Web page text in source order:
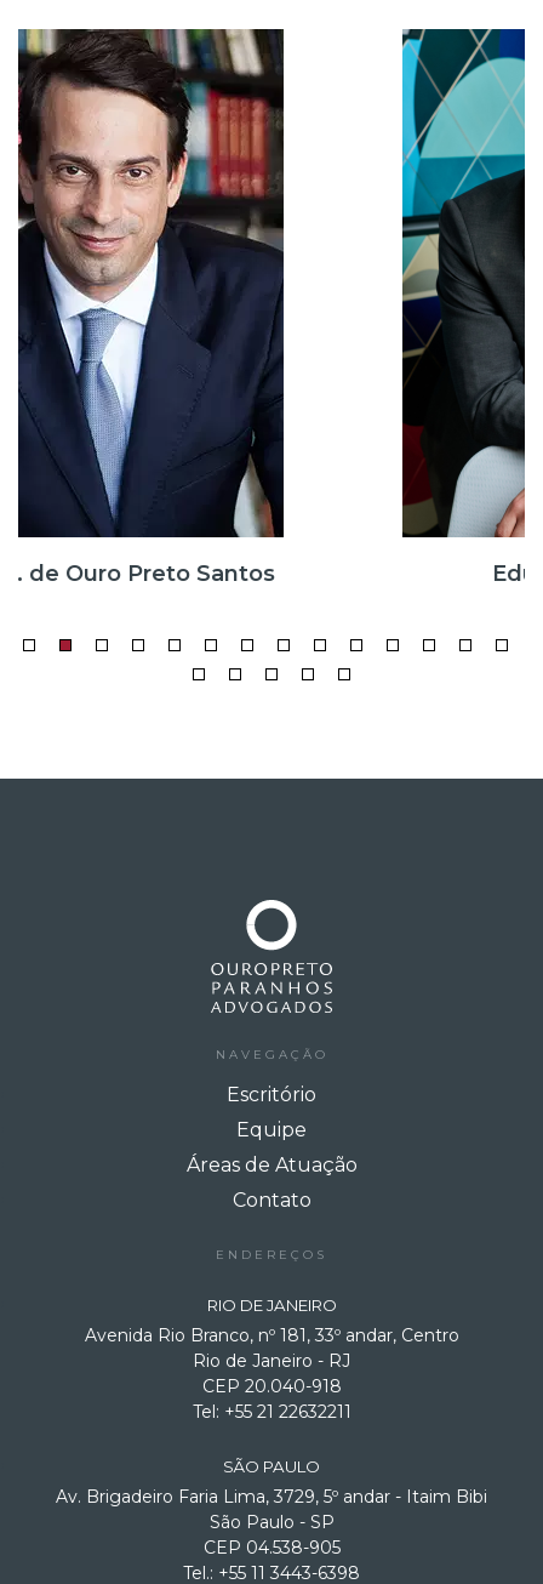
Eduardo Paranhos
NAVEGAÇÃO
Escritório
Equipe
Áreas de Atuação
Contato
ENDEREÇOS
RIO DE JANEIRO
Avenida Rio Branco, nº 181, 33º andar, Centro
Rio de Janeiro - RJ
CEP 20.040-918
Tel: +55 21 22632211
SÃO PAULO
Av. Brigadeiro Faria Lima, 3729, 5º andar - Itaim Bibi
São Paulo - SP
CEP 04.538-905
Tel.: +55 11 3443-6398